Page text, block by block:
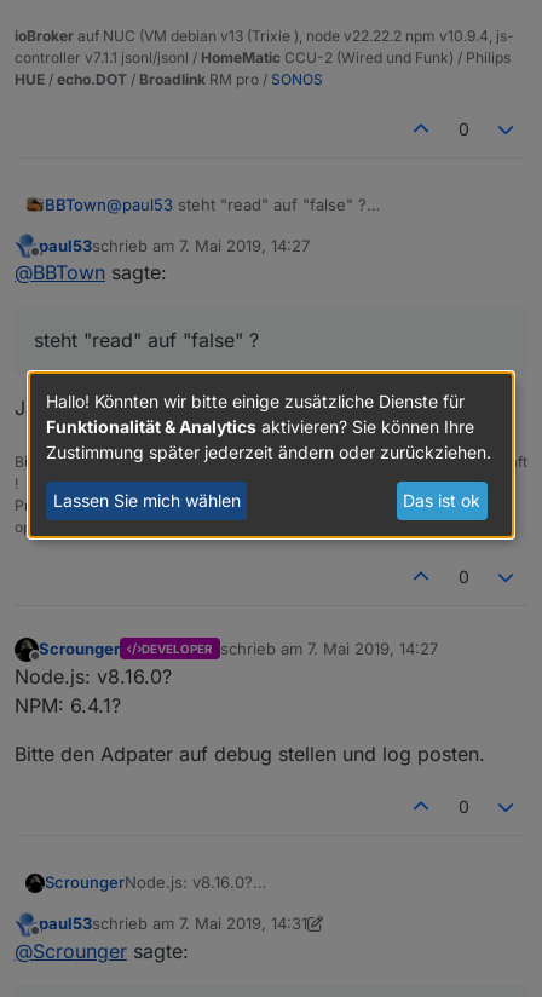
    "type": "boolean",
    "desc": "Created by linkeddevices",
    "read": false,
    "write": true,
      "linkeddevices.0": {
        "enabled": true,
"parentId": "hm-
        "isLinked": true
    },
    "icon": "linkeddevices_small.png"
  },
  "from": "system.adapter.linkeddevices.0",
    "object": 1636,
    "state": 1636,
    "owner": "system.user.admin",
  "native": {}
ioBroker auf NUC (VM debian v13 (Trixie ), node v22.22.2 npm v10.9.4, js-
controller v7.1.1 jsonl/jsonl / HomeMatic CCU-2 (Wired und Funk) / Philips
HUE / echo.DOT / Broadlink RM pro / SONOS
0
BBTown@paul53 steht "read" auf "false" ?
Offline
paul53schrieb am 7. Mai 2019, 14:27
zuletzt editiert von
@BBTown sagte:
steht "read" auf "false" ?
Ja, AUTO_MODE ist "write only".
Bitte verzichtet auf Chat-Nachrichten, denn die Handhabung ist grauenhaft
!
Produktiv: Asus PN 42 / N100 / 8 GB / 500 GB; Proxmox mit 2 VM (iob /
openCCU)
0
Offline
Scrounger DEVELOPER schrieb am 7. Mai 2019, 14:27
zuletzt editiert von
Node.js: v8.16.0?
NPM: 6.4.1?
Bitte den Adpater auf debug stellen und log posten.
0
ScroungerNode.js: v8.16.0?
Bitte den Adpater auf debug stellen und log posten.
Offline
paul53schrieb am 7. Mai 2019, 14:31
zuletzt editiert von paul535. Juli 2019, 16:33
@Scrounger sagte:
Hallo! Könnten wir bitte einige zusätzliche Dienste für
Funktionalität & Analytics aktivieren? Sie können Ihre
Zustimmung später jederzeit ändern oder zurückziehen.
Lassen Sie mich wählen Das ist ok